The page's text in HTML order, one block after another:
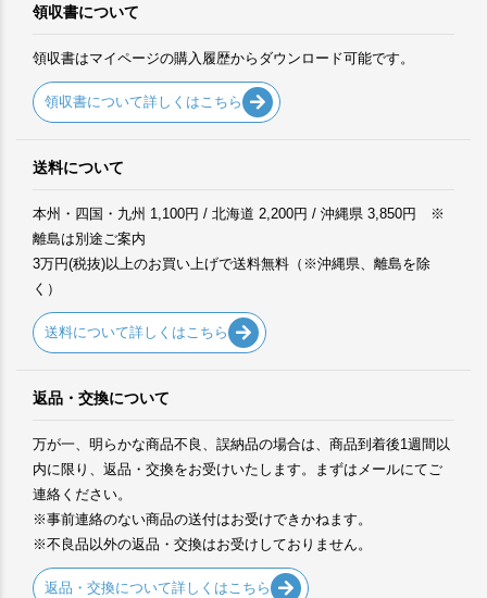
領収書について
領収書はマイページの購入履歴からダウンロード可能です。
領収書について詳しくはこちら
送料について
本州・四国・九州 1,100円 / 北海道 2,200円 / 沖縄県 3,850円 ※
離島は別途ご案内
3万円(税抜)以上のお買い上げで送料無料（※沖縄県、離島を除
く）
送料について詳しくはこちら
返品・交換について
万が一、明らかな商品不良、誤納品の場合は、商品到着後1週間以
内に限り、返品・交換をお受けいたします。まずはメールにてご
連絡ください。
※事前連絡のない商品の送付はお受けできかねます。
※不良品以外の返品・交換はお受けしておりません。
返品・交換について詳しくはこちら